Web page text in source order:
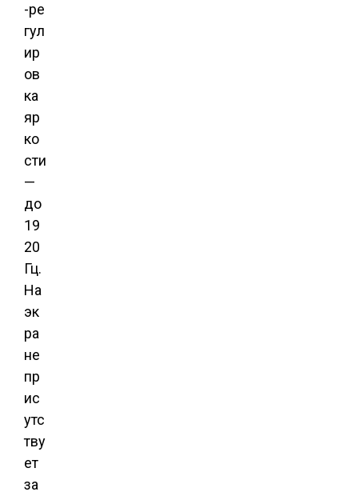
-ре
гул
ир
ов
ка
яр
ко
сти
—
до
19
20
Гц.
На
эк
ра
не
пр
ис
утс
тву
ет
за